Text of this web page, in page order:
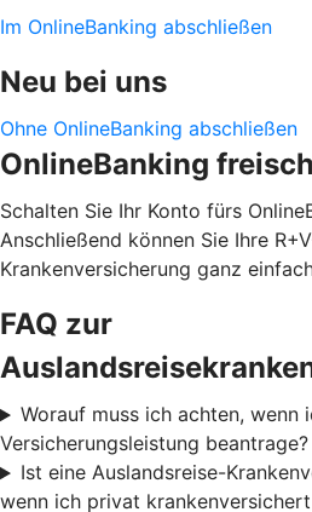
Im OnlineBanking abschließen
Neu bei uns
Ohne OnlineBanking abschließen
OnlineBanking
Schalten Sie Ihr Konto fürs
Anschließend können Sie Ihre
Krankenversicherung ganz
FAQ zur
Worauf muss ich achten, wenn
Versicherungsleistung beantrage?
Ist eine Auslandsreise-
wenn ich privat